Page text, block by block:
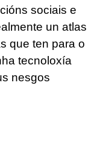
sociais e
un atlas
que ten para o
tecnoloxía
nesgos